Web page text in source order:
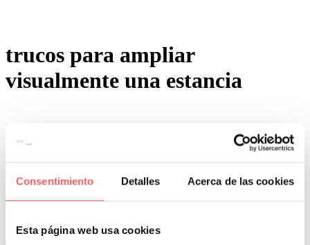
Consentimiento Detalles Acerca de las cookies
Esta página web usa cookies
trucos para ampliar
visualmente una estancia
0
salón